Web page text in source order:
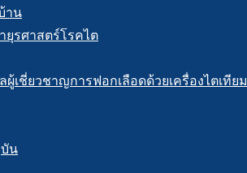
าน
ยุรศาสตร์โรคไต
เชี่ยวชาญการฟอกเลือดด้วยเครื่องไตเทียม
บัน